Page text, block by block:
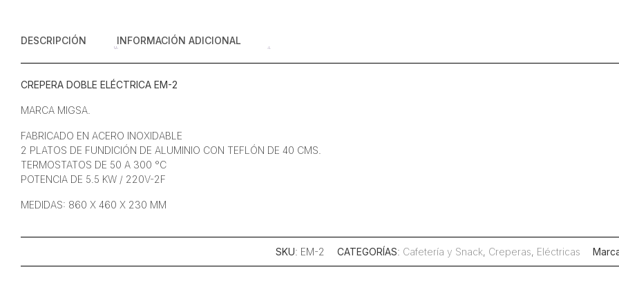
DESCRIPCIÓN INFORMACIÓN ADICIONAL
CREPERA DOBLE ELÉCTRICA EM-2
MARCA MIGSA.
FABRICADO EN ACERO INOXIDABLE
2 PLATOS DE FUNDICIÓN DE ALUMINIO CON TEFLÓN DE 40 CMS.
TERMOSTATOS DE 50 A 300 °C
POTENCIA DE 5.5 KW / 220V-2F
MEDIDAS: 860 X 460 X 230 MM
SKU: EM-2 CATEGORÍAS: Cafetería y Snack, Creperas, Eléctricas